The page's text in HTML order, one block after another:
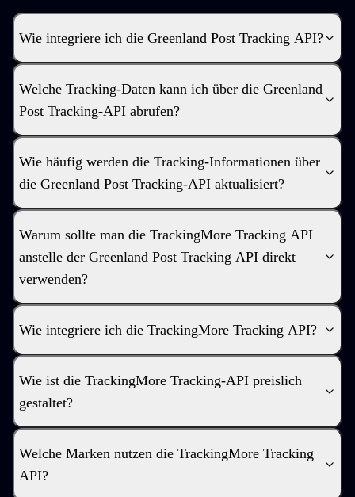
Wie integriere ich die Greenland Post Tracking API?
Welche Tracking-Daten kann ich über die Greenland
Post Tracking-API abrufen?
Wie häufig werden die Tracking-Informationen über
die Greenland Post Tracking-API aktualisiert?
Warum sollte man die TrackingMore Tracking API
anstelle der Greenland Post Tracking API direkt
verwenden?
Wie integriere ich die TrackingMore Tracking API?
Wie ist die TrackingMore Tracking-API preislich
gestaltet?
Welche Marken nutzen die TrackingMore Tracking
API?